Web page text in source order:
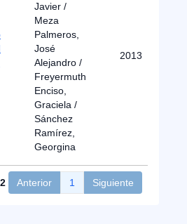
Javier /
Meza
Palmeros,
José
Alejandro /
Freyermuth
Enciso,
Graciela /
Sánchez
Ramírez,
Georgina
2013
2 Anterior 1 Siguiente